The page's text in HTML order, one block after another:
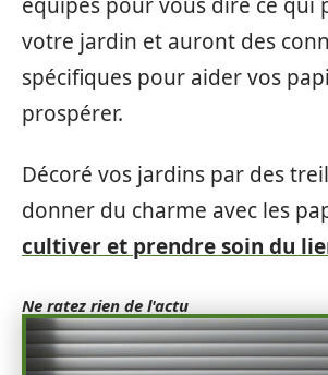
équipés pour vous dire ce qui
votre jardin et auront des
spécifiques pour aider vos
prospérer.
Décoré vos jardins par des
donner du charme avec les
cultiver et prendre soin du
Ne ratez rien de l'actu